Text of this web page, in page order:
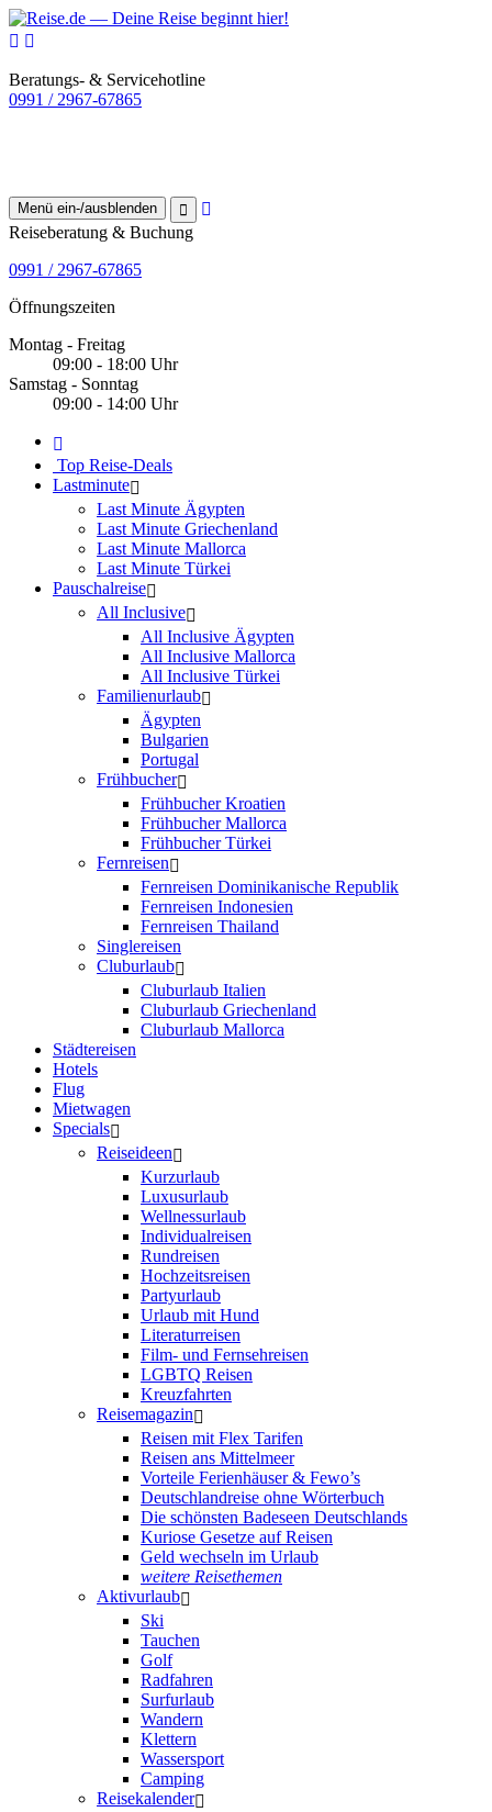
Beratungs- & Servicehotline
0991 / 2967-67865
Menü ein-/ausblenden
Reiseberatung & Buchung
0991 / 2967-67865
Öffnungszeiten
Montag - Freitag
09:00 - 18:00 Uhr
Samstag - Sonntag
09:00 - 14:00 Uhr
Top Reise-Deals
Lastminute
Last Minute Ägypten
Last Minute Griechenland
Last Minute Mallorca
Last Minute Türkei
Pauschalreise
All Inclusive
All Inclusive Ägypten
All Inclusive Mallorca
All Inclusive Türkei
Familienurlaub
Ägypten
Bulgarien
Portugal
Frühbucher
Frühbucher Kroatien
Frühbucher Mallorca
Frühbucher Türkei
Fernreisen
Fernreisen Dominikanische Republik
Fernreisen Indonesien
Fernreisen Thailand
Singlereisen
Cluburlaub
Cluburlaub Italien
Cluburlaub Griechenland
Cluburlaub Mallorca
Städtereisen
Hotels
Flug
Mietwagen
Specials
Reiseideen
Kurzurlaub
Luxusurlaub
Wellnessurlaub
Individualreisen
Rundreisen
Hochzeitsreisen
Partyurlaub
Urlaub mit Hund
Literaturreisen
Film- und Fernsehreisen
LGBTQ Reisen
Kreuzfahrten
Reisemagazin
Reisen mit Flex Tarifen
Reisen ans Mittelmeer
Vorteile Ferienhäuser & Fewo’s
Deutschlandreise ohne Wörterbuch
Die schönsten Badeseen Deutschlands
Kuriose Gesetze auf Reisen
Geld wechseln im Urlaub
weitere Reisethemen
Aktivurlaub
Ski
Tauchen
Golf
Radfahren
Surfurlaub
Wandern
Klettern
Wassersport
Camping
Reisekalender